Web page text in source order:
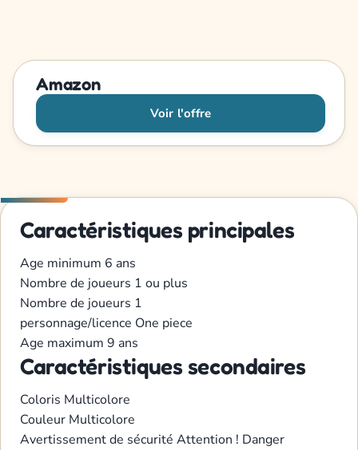
Amazon
Voir l'offre
Caractéristiques principales
Age minimum 6 ans
Nombre de joueurs 1 ou plus
Nombre de joueurs 1
personnage/licence One piece
Age maximum 9 ans
Caractéristiques secondaires
Coloris Multicolore
Couleur Multicolore
Avertissement de sécurité Attention ! Danger